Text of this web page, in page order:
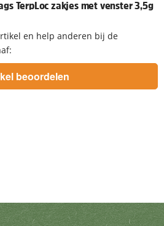
TerpLoc zakjes met venster 3,5g
en help anderen bij de